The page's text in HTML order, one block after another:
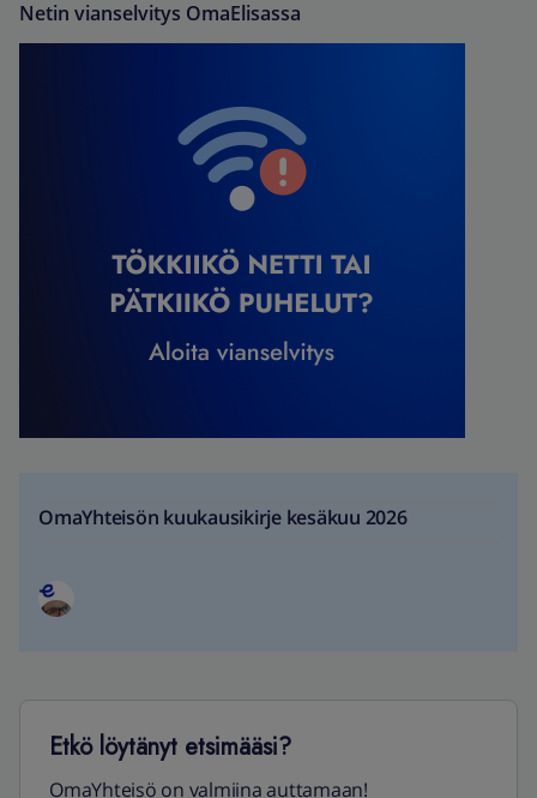
Netin vianselvitys OmaElisassa
OmaYhteisön kuukausikirje kesäkuu 2026
Etkö löytänyt etsimääsi?
OmaYhteisö on valmiina auttamaan!